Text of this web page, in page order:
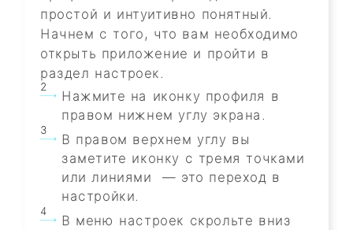
простой и интуитивно понятный.
Начнем с того, что вам необходимо
открыть приложение и пройти в
раздел настроек.
Нажмите на иконку профиля в
правом нижнем углу экрана.
В правом верхнем углу вы
заметите иконку с тремя точками
или линиями — это переход в
настройки.
В меню настроек скрольте вниз